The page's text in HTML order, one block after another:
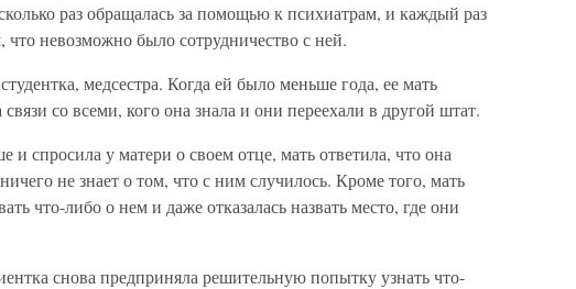
раз обращалась за помощью к психиатрам, и каждый раз
что невозможно было сотрудничество с ней.
медсестра. Когда ей было меньше года, ее мать
связи со всеми, кого она знала и они переехали в другой штат.
и спросила у матери о своем отце, мать ответила, что она
не знает о том, что с ним случилось. Кроме того, мать
что-либо о нем и даже отказалась назвать место, где они
снова предприняла решительную попытку узнать что-